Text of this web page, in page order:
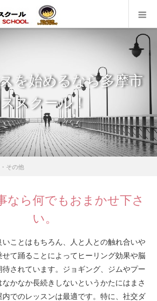
を始めるなら多摩市
スクール！
その他
なら何でもおまかせ下さ
い。
いことはもちろん、人と人との触れ合いや
て踊ることによってヒーリング効果や脳
されています。ジョギング、ジムやプー
なかなか長続きしないというかたにはまさ
内でのレッスンは最適です。特に、社交ダ